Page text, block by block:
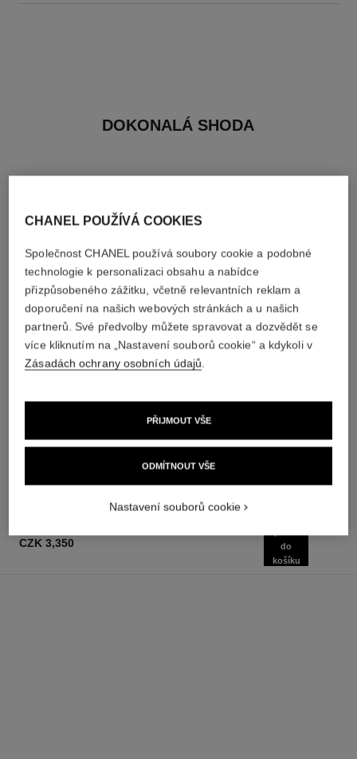
DOKONALÁ SHODA
Ref. 124460
od
Twist and Spray – Eau de
Toilette
Ref. 123800
czk 2,900
CZK 3,350
do
košíku
CHANEL POUŽÍVÁ COOKIES
Společnost CHANEL používá soubory cookie a podobné
technologie k personalizaci obsahu a nabídce
přizpůsobeného zážitku, včetně relevantních reklam a
doporučení na našich webových stránkách a u našich
partnerů. Své předvolby můžete spravovat a dozvědět se
více kliknutím na „Nastavení souborů cookie“ a kdykoli v
Zásadách ochrany osobních údajů.
ODMÍTNOUT VŠE
PŘIJMOUT VŠE
Nastavení souborů cookie